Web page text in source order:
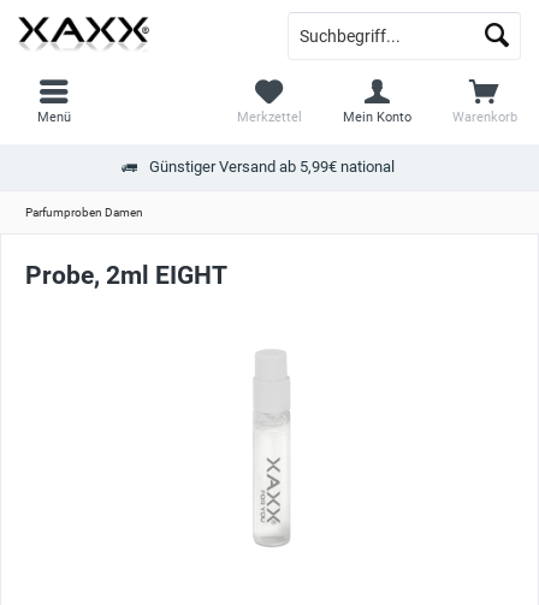
Günstiger Versand ab 5,99€ national
Warenkorb
Merkzettel Mein Konto
Menü
Parfumproben Damen
Probe, 2ml EIGHT